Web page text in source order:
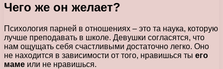
Чего же он желает?
Психология парней в отношениях – это та наука, которую
лучше преподавать в школе. Девушки согласятся, что
нам ощущать себя счастливыми достаточно легко. Оно
не находится в зависимости от того, нравишься ты его
маме или не нравишься.